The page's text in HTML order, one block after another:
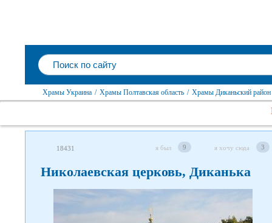
Храмы Украина / Храмы Полтавская область / Храмы Диканьский район
18431 я был 9 я хочу сюда 3
Николаевская церковь, Диканька